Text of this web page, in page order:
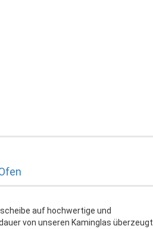
auf hochwertige und
von unseren Kaminglas überzeugt